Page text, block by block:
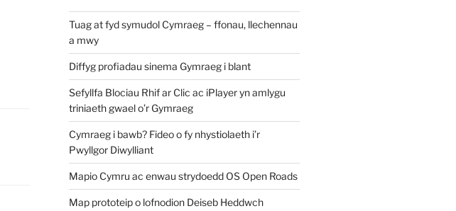
Tuag at fyd symudol Cymraeg – ffonau, llechennau
a mwy
Diffyg profiadau sinema Gymraeg i blant
Sefyllfa Blociau Rhif ar Clic ac iPlayer yn amlygu
triniaeth gwael o’r Gymraeg
Cymraeg i bawb? Fideo o fy nhystiolaeth i’r
Pwyllgor Diwylliant
Mapio Cymru ac enwau strydoedd OS Open Roads
Map prototeip o lofnodion Deiseb Heddwch